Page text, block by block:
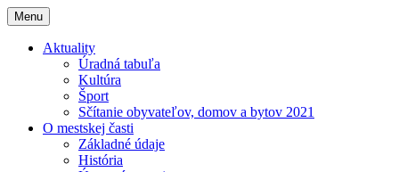
Menu
Aktuality
Úradná tabuľa
Kultúra
Šport
Sčítanie obyvateľov, domov a bytov 2021
O mestskej časti
Základné údaje
História